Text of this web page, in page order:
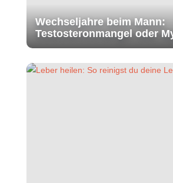
Wechseljahre beim Mann:
Testosteronmangel oder